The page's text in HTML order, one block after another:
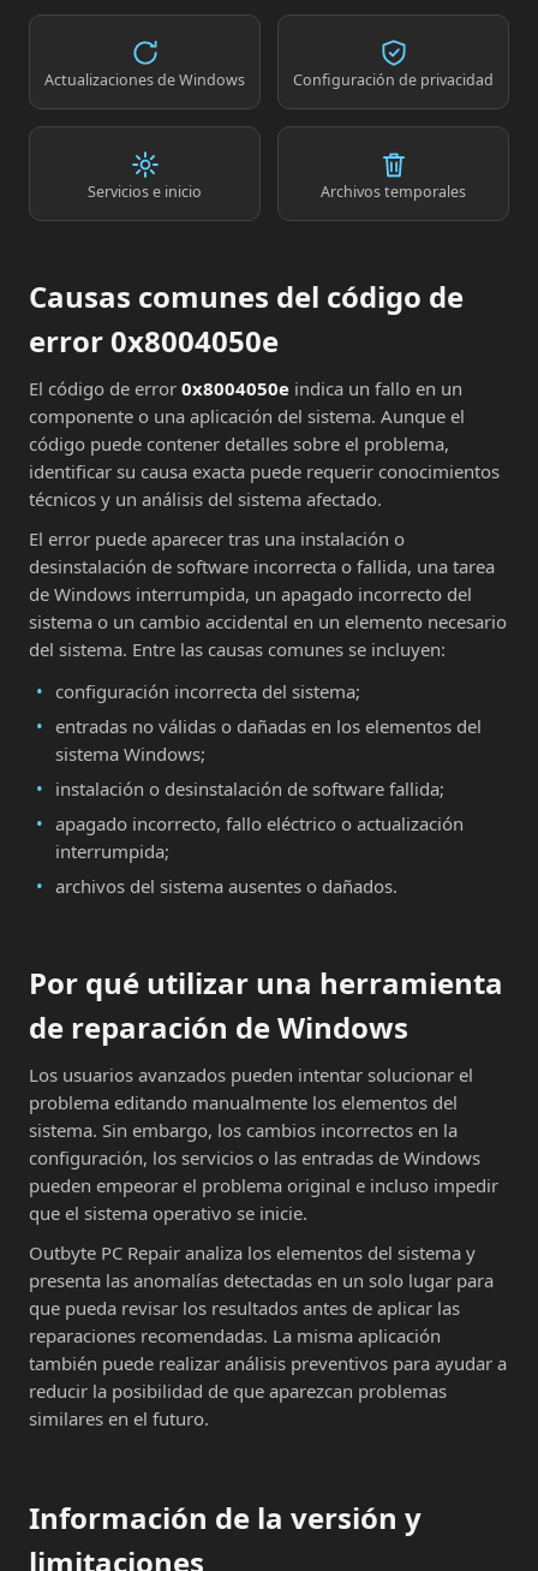
Actualizaciones de Windows Configuración de privacidad
Servicios e inicio Archivos temporales
Causas comunes del código de
error 0x8004050e
El código de error 0x8004050e indica un fallo en un
componente o una aplicación del sistema. Aunque el
código puede contener detalles sobre el problema,
identificar su causa exacta puede requerir conocimientos
técnicos y un análisis del sistema afectado.
El error puede aparecer tras una instalación o
desinstalación de software incorrecta o fallida, una tarea
de Windows interrumpida, un apagado incorrecto del
sistema o un cambio accidental en un elemento necesario
del sistema. Entre las causas comunes se incluyen:
configuración incorrecta del sistema;
entradas no válidas o dañadas en los elementos del
sistema Windows;
instalación o desinstalación de software fallida;
apagado incorrecto, fallo eléctrico o actualización
interrumpida;
archivos del sistema ausentes o dañados.
Por qué utilizar una herramienta
de reparación de Windows
Los usuarios avanzados pueden intentar solucionar el
problema editando manualmente los elementos del
sistema. Sin embargo, los cambios incorrectos en la
configuración, los servicios o las entradas de Windows
pueden empeorar el problema original e incluso impedir
que el sistema operativo se inicie.
Outbyte PC Repair analiza los elementos del sistema y
presenta las anomalías detectadas en un solo lugar para
que pueda revisar los resultados antes de aplicar las
reparaciones recomendadas. La misma aplicación
también puede realizar análisis preventivos para ayudar a
reducir la posibilidad de que aparezcan problemas
similares en el futuro.
Información de la versión y
limitaciones